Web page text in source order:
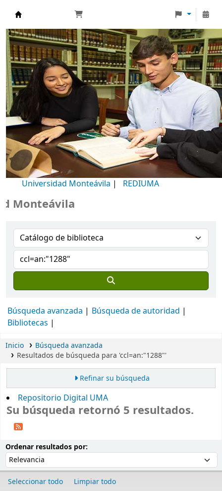
Biblioteca Universidad Monteávila
Universidad Monteávila | REDIUMA
Búsqueda avanzada
Búsqueda de autoridad
Bibliotecas
Inicio
Búsqueda avanzada
Resultados de búsqueda para 'ccl=an:"1288"'
Refinar su búsqueda
Repositorio Digital UMA
Su búsqueda retornó 5 resultados.
Ordenar resultados por:
Seleccionar todo
Limpiar todo